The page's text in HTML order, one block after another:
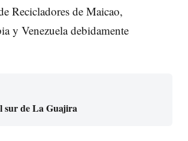
Recicladores de Maicao,
y Venezuela debidamente
sur de La Guajira